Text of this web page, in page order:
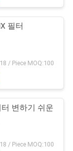
필터
/ Piece MOQ:100
변하기 쉬운
/ Piece MOQ:100